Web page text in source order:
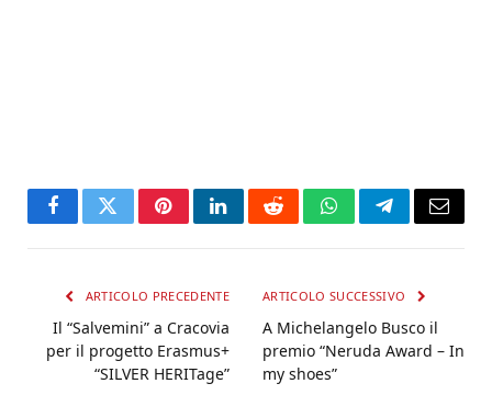
FacebookTwitterPinterestLinkedInRedditWhatsAppTelegramEmail
ARTICOLO PRECEDENTE
Il “Salvemini” a Cracovia
per il progetto Erasmus+
“SILVER HERITage”
ARTICOLO SUCCESSIVO
A Michelangelo Busco il
premio “Neruda Award – In
my shoes”